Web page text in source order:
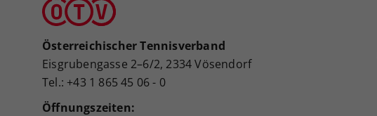
Österreichischer Tennisverband
Eisgrubengasse 2–6/2, 2334 Vösendorf
Tel.: +43 1 865 45 06 - 0
Öffnungszeiten: